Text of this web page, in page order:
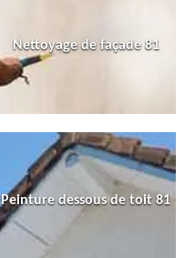
Nettoyage de façade 81
Peinture dessous de toit 81